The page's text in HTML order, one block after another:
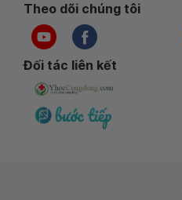
Theo dõi chúng tôi
Đối tác liên kết